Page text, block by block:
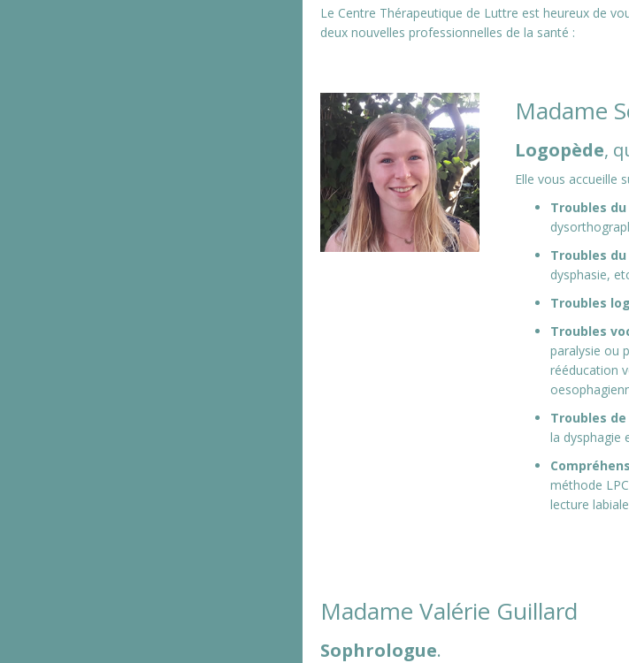
Le Centre Thérapeutique de Luttre est heureux de
deux nouvelles professionnelles de la santé :
Madame
Logopède,
Elle vous accueille
Troubles
Troubles
dysphasie,
Troubles
Troubles
paralysie ou
rééducation
Troubles
la dysphagie
méthode
lecture
Madame Valérie Guillard
Sophrologue.